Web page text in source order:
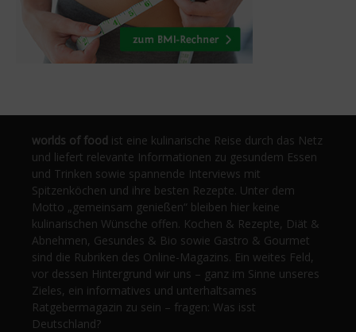
worlds of food ist eine kulinarische Reise durch das Netz
und liefert relevante Informationen zu gesundem Essen
und Trinken sowie spannende Interviews mit
Spitzenköchen und ihre besten Rezepte. Unter dem
Motto „gemeinsam genießen“ bleiben hier keine
kulinarischen Wünsche offen. Kochen & Rezepte, Diät &
Abnehmen, Gesundes & Bio sowie Gastro & Gourmet
sind die Rubriken des Online-Magazins. Ein weites Feld,
vor dessen Hintergrund wir uns – ganz im Sinne unseres
Zieles, ein informatives und unterhaltsames
Ratgebermagazin zu sein – fragen: Was isst
Deutschland?